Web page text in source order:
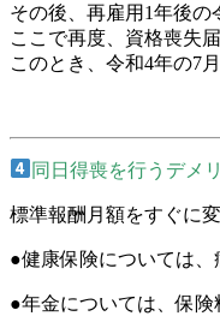
その後、再雇用1年後の
ここで再度、資格喪失
このとき、令和4年の7
同日得喪を行うデメ
標準報酬月額をすぐに
●健康保険については、
●年金については、保険